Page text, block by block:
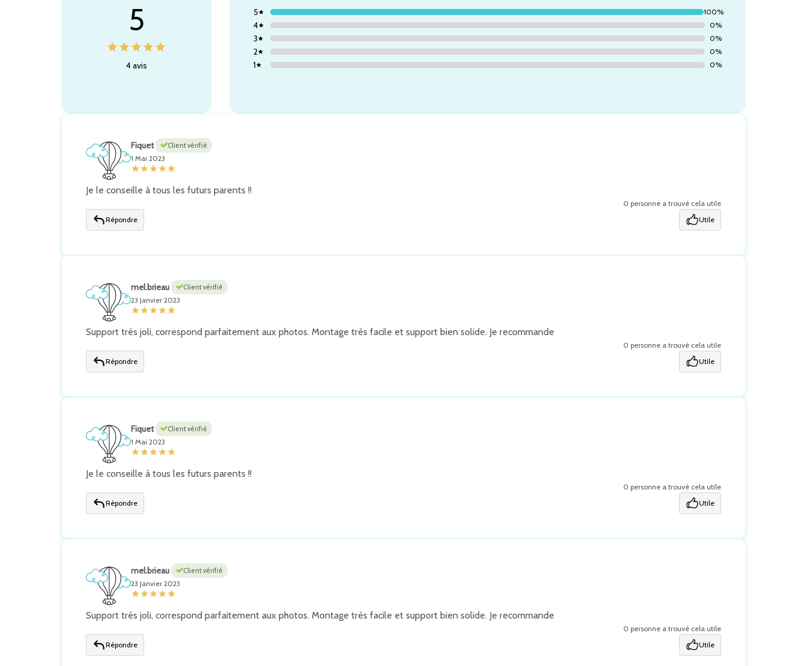
5
4 avis 1 0%
2 0%
3 0%
4 0%
5 100%
Fiquet Client vérifié
1 Mai 2023
Je le conseille à tous les futurs parents !!
0 personne a trouvé cela utile
Répondre
Utile
mel.brieau Client vérifié
23 Janvier 2023
Support très joli, correspond parfaitement aux photos. Montage très facile et support bien solide. Je recommande
0 personne a trouvé cela utile
Répondre
Utile
Fiquet Client vérifié
1 Mai 2023
Je le conseille à tous les futurs parents !!
0 personne a trouvé cela utile
Répondre
Utile
mel.brieau Client vérifié
23 Janvier 2023
Support très joli, correspond parfaitement aux photos. Montage très facile et support bien solide. Je recommande
0 personne a trouvé cela utile
Répondre
Utile